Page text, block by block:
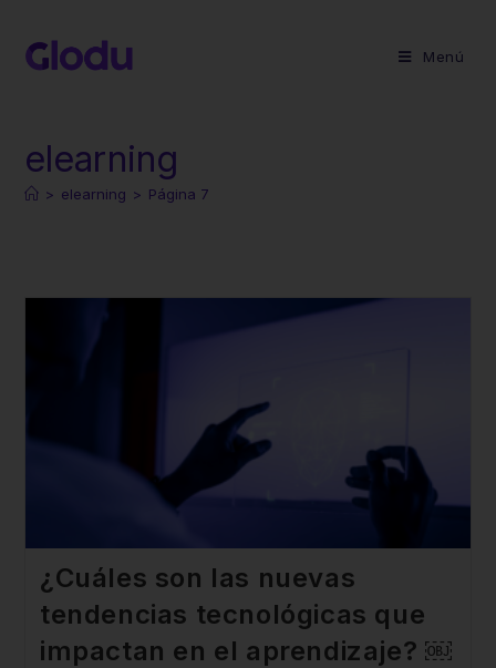
Menú
elearning
> elearning > Página 7
¿Cuáles son las nuevas
tendencias tecnológicas que
impactan en el aprendizaje? ￼